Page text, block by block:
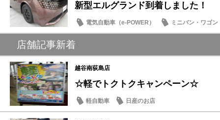
新型エルグランド到着しました！
電気自動車（e-POWER）
ミニバン・ワゴン
日産のお店
店舗記事新着
越谷南荻島店
☆軽でトクトクキャンペーン☆
軽自動車 日産のお店